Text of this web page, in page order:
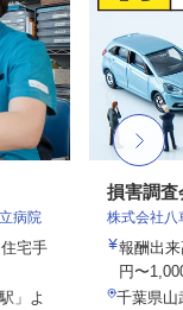
病院
宅手
」よ
損害調査
株式会社
報酬出
円〜
千葉県山